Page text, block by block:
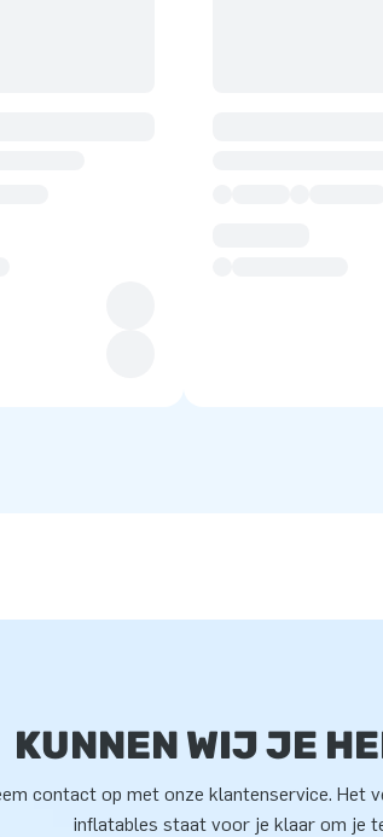
KUNNEN WIJ JE
contact op met onze klantenservice. Het
inflatables staat voor je klaar om je